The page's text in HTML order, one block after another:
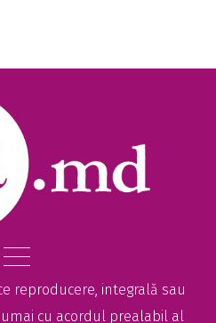
reproducere, integrală sau
cu acordul prealabil al